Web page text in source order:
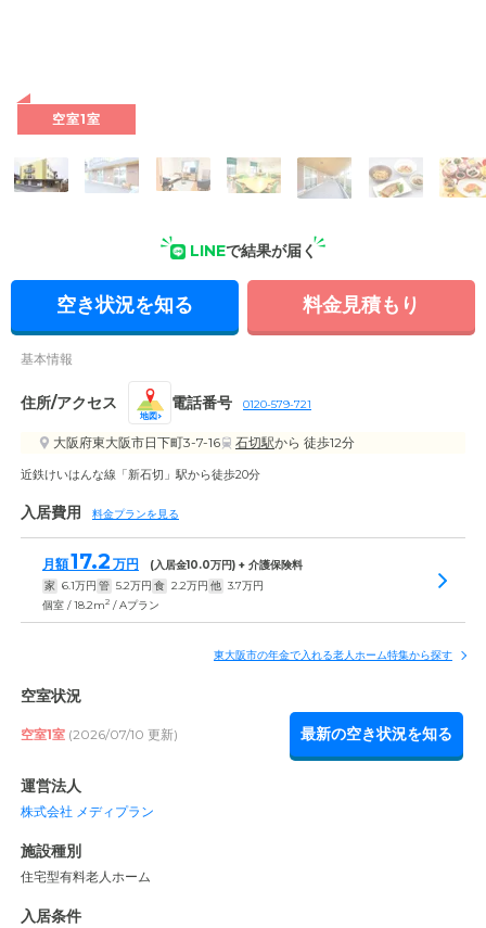
空室1室
LINEで結果が届く
空き状況を知る 料金見積もり
基本情報
住所/アクセス
地図
電話番号 0120-579-721
大阪府東大阪市日下町3-7-16 石切駅から 徒歩12分
近鉄けいはんな線「新石切」駅から徒歩20分
入居費用 料金プランを見る
月額17.2 万円 (入居金10.0万円) + 介護保険料
家 6.1万円 管 5.2万円 食 2.2万円 他 3.7万円
個室 / 18.2m2 / Aプラン
東大阪市の年金で入れる老人ホーム特集から探す
空室状況
空室1室 (2026/07/10 更新) 最新の空き状況を知る
運営法人
株式会社 メディプラン
施設種別
住宅型有料老人ホーム
入居条件